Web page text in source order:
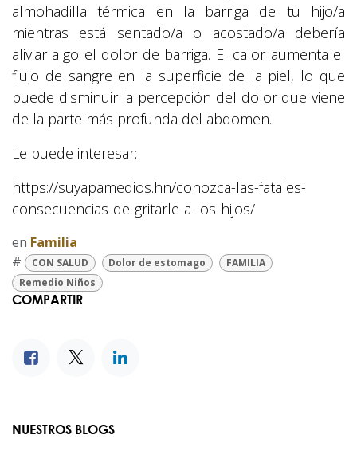
almohadilla térmica en la barriga de tu hijo/a
mientras está sentado/a o acostado/a debería
aliviar algo el dolor de barriga. El calor aumenta el
flujo de sangre en la superficie de la piel, lo que
puede disminuir la percepción del dolor que viene
de la parte más profunda del abdomen.
Le puede interesar:
https://suyapamedios.hn/conozca-las-fatales-
consecuencias-de-gritarle-a-los-hijos/
en Familia
#
CON SALUD Dolor de estomago
FAMILIA
Remedio Niños
COMPARTIR
NUESTROS BLOGS